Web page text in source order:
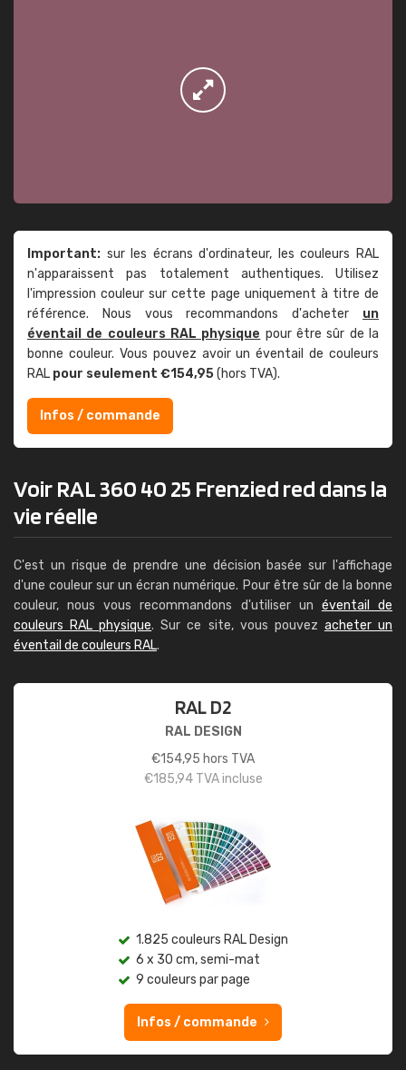
Important: sur les écrans d'ordinateur, les couleurs RAL
n'apparaissent pas totalement authentiques. Utilisez
l'impression couleur sur cette page uniquement à titre de
référence. Nous vous recommandons d'acheter un
éventail de couleurs RAL physique pour être sûr de la
bonne couleur. Vous pouvez avoir un éventail de couleurs
RAL pour seulement €154,95(hors TVA).
Infos / commande
Voir RAL 360 40 25 Frenzied red dans la
vie réelle
C'est un risque de prendre une décision basée sur l'affichage
d'une couleur sur un écran numérique. Pour être sûr de la bonne
couleur, nous vous recommandons d'utiliser un éventail de
couleurs RAL physique. Sur ce site, vous pouvez acheter un
éventail de couleurs RAL.
RAL D2
RAL DESIGN
€154,95 hors TVA
€185,94TVA incluse
1.825 couleurs RAL Design
6 x 30 cm, semi-mat
9 couleurs par page
Infos / commande